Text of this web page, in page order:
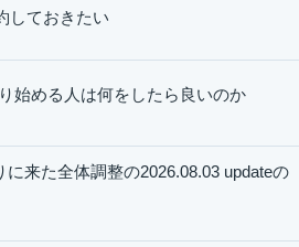
しておきたい
始める人は何をしたら良いのか
に来た全体調整の2026.08.03 updateの